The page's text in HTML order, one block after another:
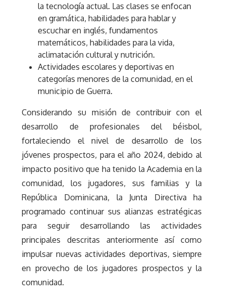
la tecnología actual. Las clases se enfocan
en gramática, habilidades para hablar y
escuchar en inglés, fundamentos
matemáticos, habilidades para la vida,
aclimatación cultural y nutrición.
Actividades escolares y deportivas en
categorías menores de la comunidad, en el
municipio de Guerra.
Considerando su misión de contribuir con el
desarrollo de profesionales del béisbol,
fortaleciendo el nivel de desarrollo de los
jóvenes prospectos, para el año 2024, debido al
impacto positivo que ha tenido la Academia en la
comunidad, los jugadores, sus familias y la
República Dominicana, la Junta Directiva ha
programado continuar sus alianzas estratégicas
para seguir desarrollando las actividades
principales descritas anteriormente así como
impulsar nuevas actividades deportivas, siempre
en provecho de los jugadores prospectos y la
comunidad.